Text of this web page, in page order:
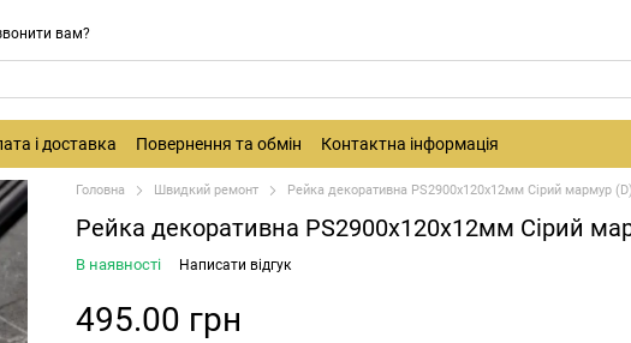
вам?
і доставка Повернення та обмін Контактна інформація
Головна Швидкий ремонт Рейка декоративна PS2900х120х12мм Сірий мармур
Рейка декоративна PS2900х120х12мм Сірий
В наявності
Написати відгук
495.00 грн